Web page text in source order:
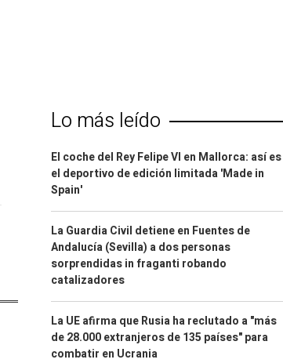
Lo más leído
El coche del Rey Felipe VI en Mallorca: así es
el deportivo de edición limitada 'Made in
Spain'
La Guardia Civil detiene en Fuentes de
Andalucía (Sevilla) a dos personas
sorprendidas in fraganti robando
catalizadores
La UE afirma que Rusia ha reclutado a "más
de 28.000 extranjeros de 135 países" para
combatir en Ucrania